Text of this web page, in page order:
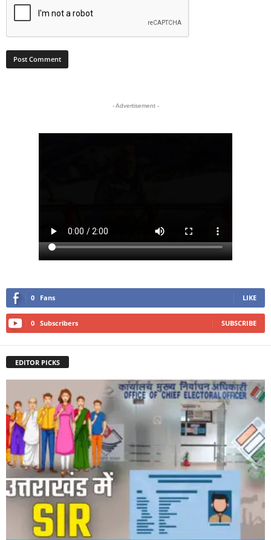
- Advertisement -
0 Fans LIKE
0 Subscribers SUBSCRIBE
EDITOR PICKS